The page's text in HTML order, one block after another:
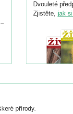
Dvouleté
Zjistěte, jak
přírody.